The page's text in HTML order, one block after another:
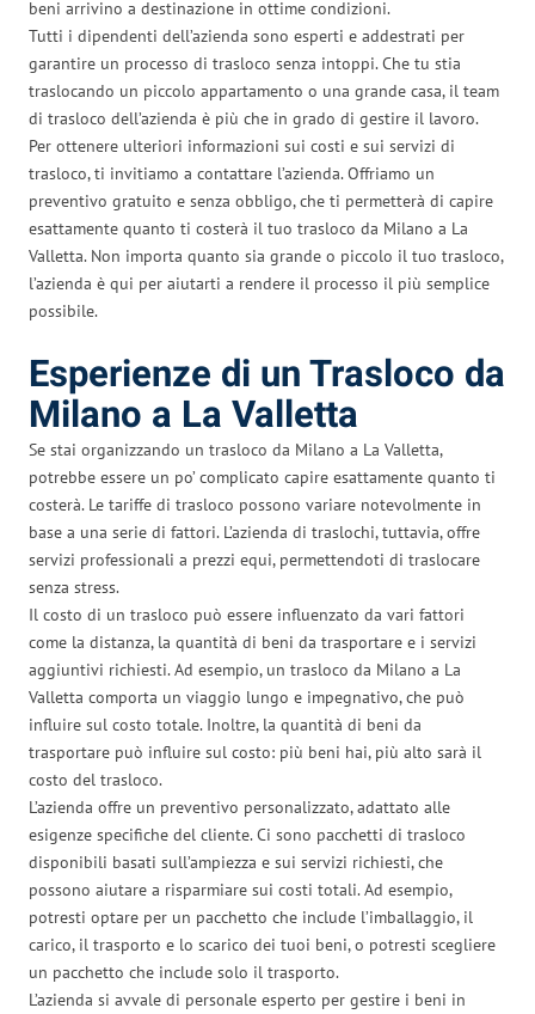
beni arrivino a destinazione in ottime condizioni.
Tutti i dipendenti dell’azienda sono esperti e addestrati per
garantire un processo di trasloco senza intoppi. Che tu stia
traslocando un piccolo appartamento o una grande casa, il team
di trasloco dell’azienda è più che in grado di gestire il lavoro.
Per ottenere ulteriori informazioni sui costi e sui servizi di
trasloco, ti invitiamo a contattare l’azienda. Offriamo un
preventivo gratuito e senza obbligo, che ti permetterà di capire
esattamente quanto ti costerà il tuo trasloco da Milano a La
Valletta. Non importa quanto sia grande o piccolo il tuo trasloco,
l’azienda è qui per aiutarti a rendere il processo il più semplice
possibile.
Esperienze di un Trasloco da
Milano a La Valletta
Se stai organizzando un trasloco da Milano a La Valletta,
potrebbe essere un po’ complicato capire esattamente quanto ti
costerà. Le tariffe di trasloco possono variare notevolmente in
base a una serie di fattori. L’azienda di traslochi, tuttavia, offre
servizi professionali a prezzi equi, permettendoti di traslocare
senza stress.
Il costo di un trasloco può essere influenzato da vari fattori
come la distanza, la quantità di beni da trasportare e i servizi
aggiuntivi richiesti. Ad esempio, un trasloco da Milano a La
Valletta comporta un viaggio lungo e impegnativo, che può
influire sul costo totale. Inoltre, la quantità di beni da
trasportare può influire sul costo: più beni hai, più alto sarà il
costo del trasloco.
L’azienda offre un preventivo personalizzato, adattato alle
esigenze specifiche del cliente. Ci sono pacchetti di trasloco
disponibili basati sull’ampiezza e sui servizi richiesti, che
possono aiutare a risparmiare sui costi totali. Ad esempio,
potresti optare per un pacchetto che include l’imballaggio, il
carico, il trasporto e lo scarico dei tuoi beni, o potresti scegliere
un pacchetto che include solo il trasporto.
L’azienda si avvale di personale esperto per gestire i beni in